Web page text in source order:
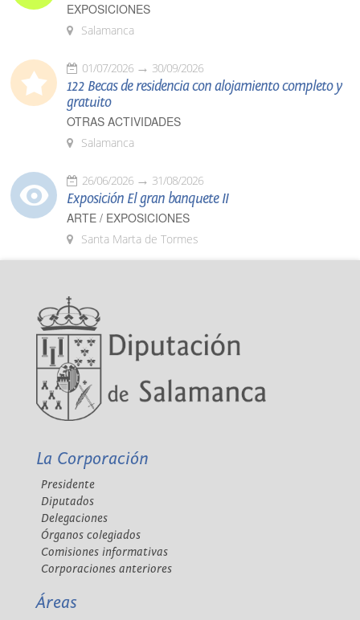
EXPOSICIONES
Salamanca
01/07/2026 30/09/2026
122 Becas de residencia con alojamiento completo y
gratuito
OTRAS ACTIVIDADES
Salamanca
26/06/2026 31/08/2026
Exposición El gran banquete II
ARTE / EXPOSICIONES
Santa Marta de Tormes
La Corporación
Presidente
Diputados
Delegaciones
Órganos colegiados
Comisiones informativas
Corporaciones anteriores
Áreas